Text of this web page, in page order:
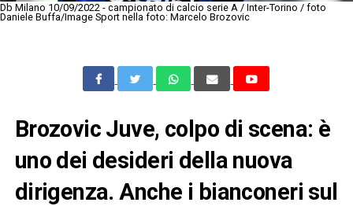
Db Milano 10/09/2022 - campionato di calcio serie A / Inter-Torino / foto
Daniele Buffa/Image Sport nella foto: Marcelo Brozovic
Brozovic Juve, colpo di scena: è
uno dei desideri della nuova
dirigenza. Anche i bianconeri sul